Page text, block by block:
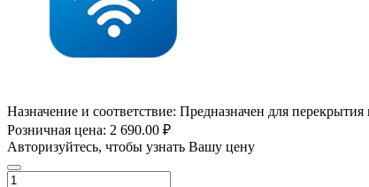
Назначение и соответствие: Предназначен для
Розничная цена: 2 690.00 ₽
Авторизуйтесь, чтобы узнать Вашу цену